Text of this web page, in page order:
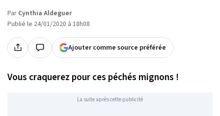
Par Cynthia Aldeguer
Publié le 24/01/2020 à 18h08
Ajouter comme source préférée
Vous craquerez pour ces péchés mignons !
La suite après cette publicité